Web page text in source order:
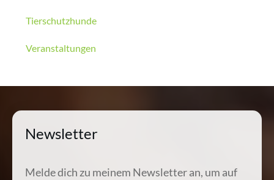
Tierschutzhunde
Veranstaltungen
Newsletter
Melde dich zu meinem Newsletter an, um auf